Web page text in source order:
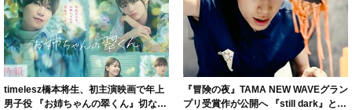
timelesz橋本将生、初主演映画で年上
男子役 『お姉ちゃんの翠くん』切ない
『冒険の夜』TAMA NEW WAVEグラン
プリ受賞作が公開へ 『still dark』と同